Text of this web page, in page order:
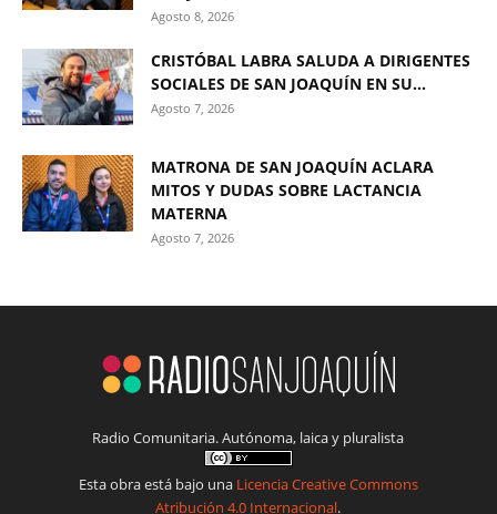
Agosto 8, 2026
CRISTÓBAL LABRA SALUDA A DIRIGENTES
SOCIALES DE SAN JOAQUÍN EN SU...
Agosto 7, 2026
MATRONA DE SAN JOAQUÍN ACLARA
MITOS Y DUDAS SOBRE LACTANCIA
MATERNA
Agosto 7, 2026
Radio Comunitaria. Autónoma, laica y pluralista
Esta obra está bajo una Licencia Creative Commons
Atribución 4.0 Internacional.